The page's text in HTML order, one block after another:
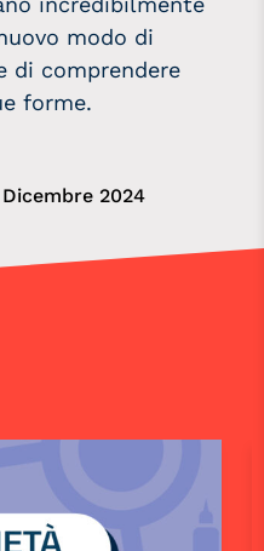
modo di
di comprendere
forme.
Dicembre 2024